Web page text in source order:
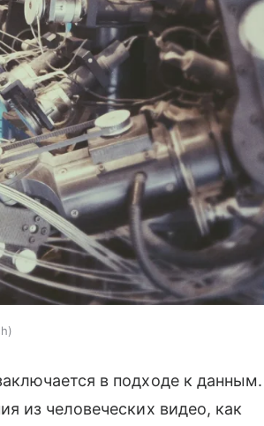
в подходе к данным.
из человеческих видео, как